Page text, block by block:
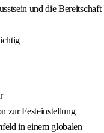
und die Bereitschaft
zur Festeinstellung
in einem globalen